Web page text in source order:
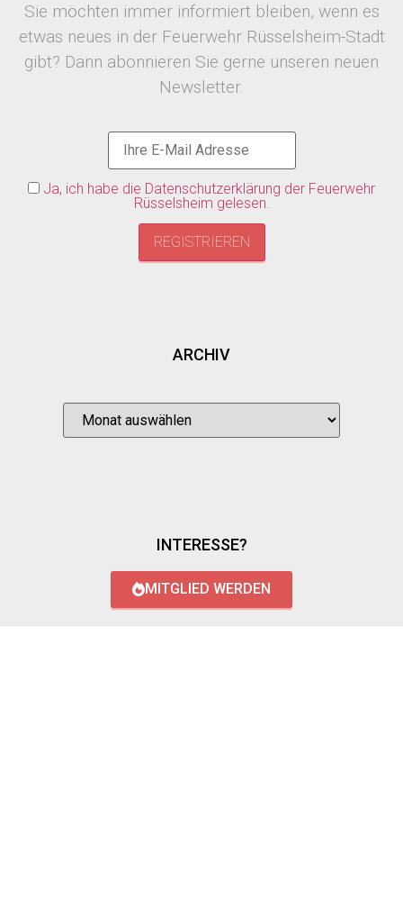
Sie möchten immer informiert bleiben, wenn es
etwas neues in der Feuerwehr Rüsselsheim-Stadt
gibt? Dann abonnieren Sie gerne unseren neuen
Newsletter.
Ja, ich habe die Datenschutzerklärung der Feuerwehr
Rüsselsheim gelesen.
ARCHIV
INTERESSE?
MITGLIED WERDEN